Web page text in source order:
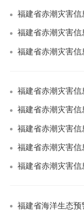
福建省赤潮灾害信
福建省赤潮灾害信
福建省赤潮灾害信
福建省赤潮灾害信
福建省赤潮灾害信
福建省赤潮灾害信
福建省赤潮灾害信
福建省赤潮灾害信
福建省海洋生态